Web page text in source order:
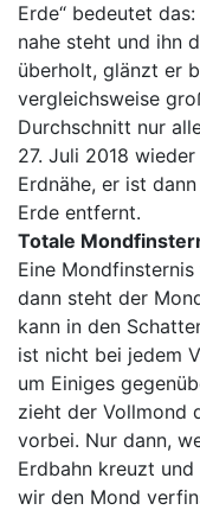
Erde“ bedeutet
nahe steht und ihn
überholt, glänzt er
vergleichsweise
Durchschnitt nur
27. Juli 2018
Erdnähe, er ist
Erde entfernt.
Totale
Eine
dann steht der
kann in den
ist nicht bei jedem
um Einiges
zieht der Vollmond
vorbei. Nur dann,
Erdbahn kreuzt
wir den Mond